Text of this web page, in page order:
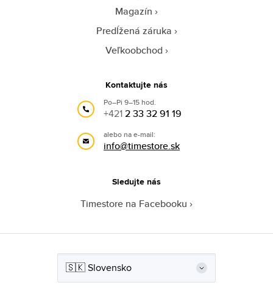
Magazín
Predĺžená záruka
Veľkoobchod
Kontaktujte nás
Po–Pi 9–15 hod.
+4212 33 32 91 19
alebo na e-mail:
info@timestore.sk
Sledujte nás
Timestore na Facebooku